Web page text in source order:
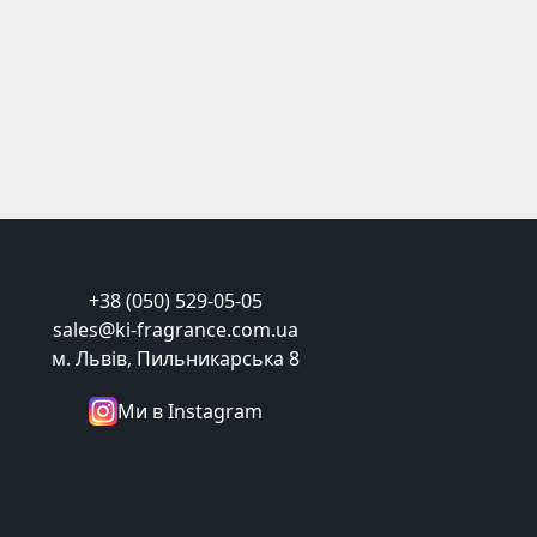
+38 (050) 529-05-05
sales@ki-fragrance.com.ua
м. Львів, Пильникарська 8
Ми в Instagram